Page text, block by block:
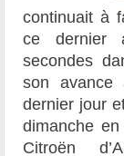
continuait à
ce dernier
secondes
son
dernier jour
dimanche
Citroën